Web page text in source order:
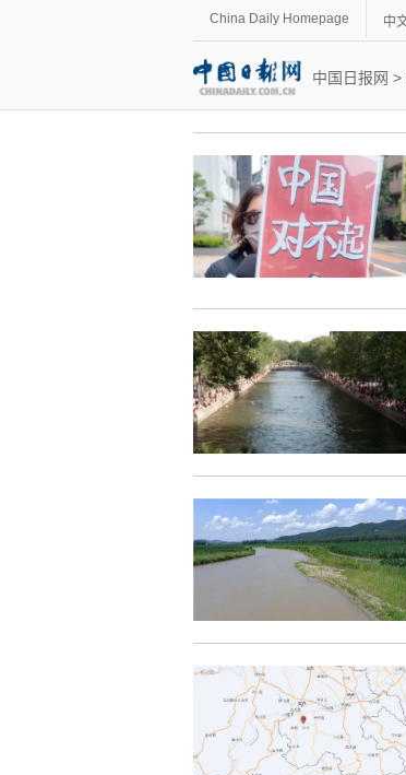
China Daily Homepage 中
中国日报网 >